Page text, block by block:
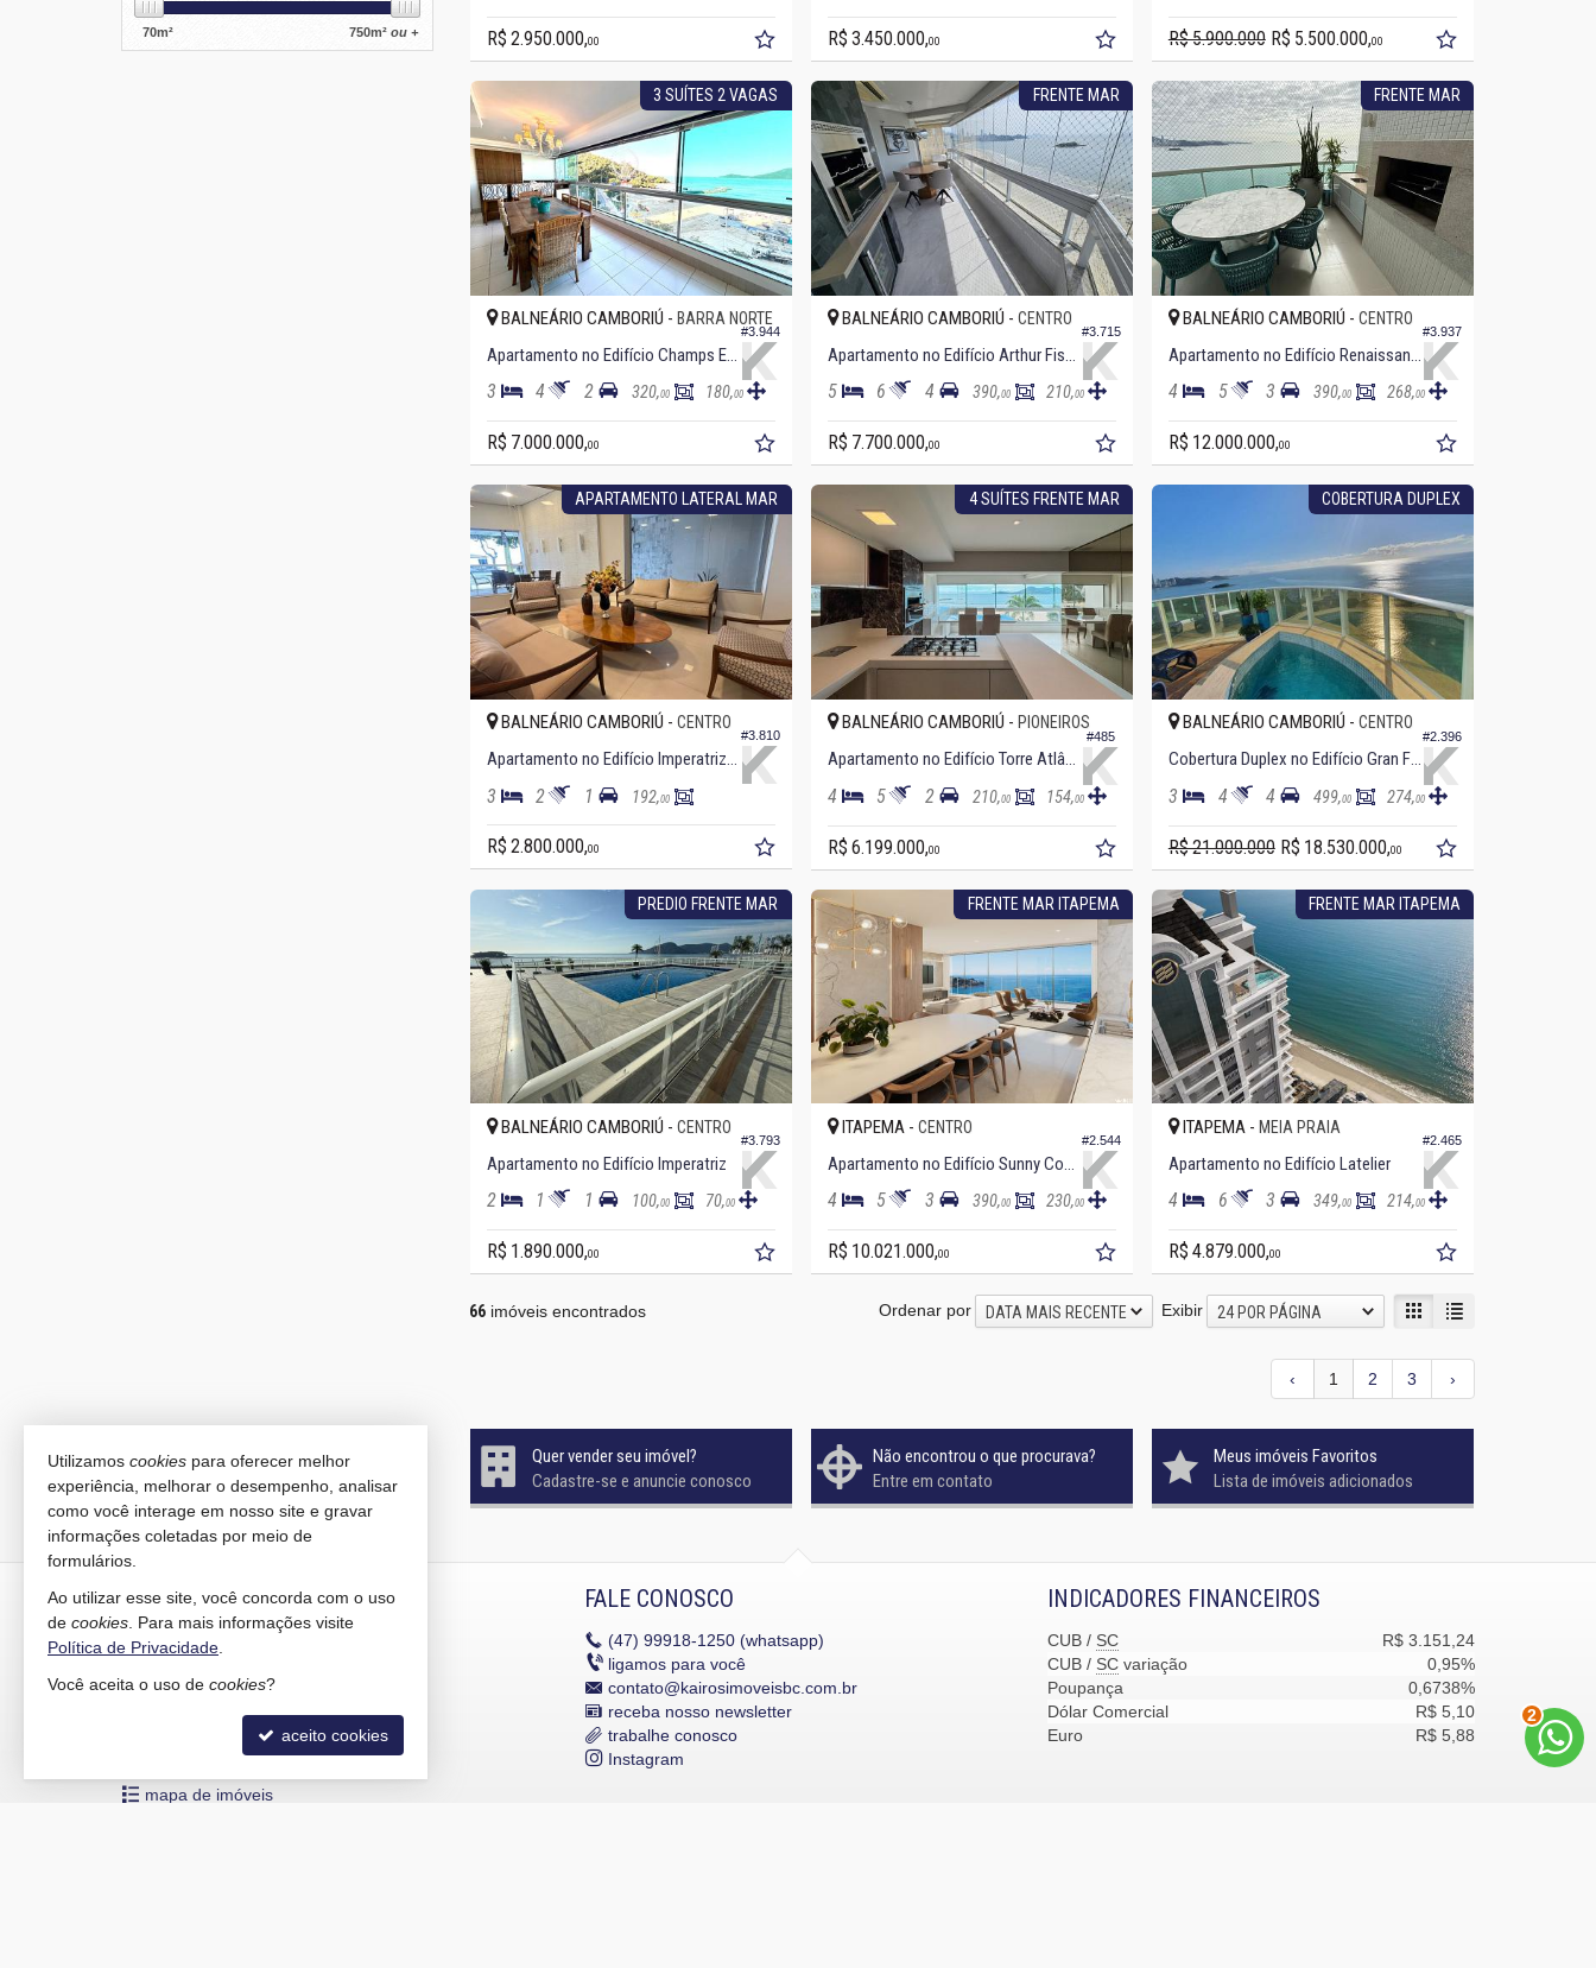
70m² 750m² ou + R$ 2.950.000,00 R$ 3.450.000,00 R$ 5.900.000 R$ 5.500.000,00
3 SUÍTES 2 VAGAS
#3.944
BALNEÁRIO CAMBORIÚ - BARRA NORTE
Apartamento no Edifício Champs Elysées
3 4 2 320,00 180,00
R$ 7.000.000,00
FRENTE MAR
#3.715
BALNEÁRIO CAMBORIÚ - CENTRO
Apartamento no Edifício Arthur Fischer
5 6 4 390,00 210,00
R$ 7.700.000,00
FRENTE MAR
#3.937
BALNEÁRIO CAMBORIÚ - CENTRO
Apartamento no Edifício Renaissance
4 5 3 390,00 268,00
R$ 12.000.000,00
APARTAMENTO LATERAL MAR
#3.810
BALNEÁRIO CAMBORIÚ - CENTRO
Apartamento no Edifício Imperatriz Residence
3 2 1 192,00
R$ 2.800.000,00
4 SUÍTES FRENTE MAR
#485
BALNEÁRIO CAMBORIÚ - PIONEIROS
Apartamento no Edifício Torre Atlântica
4 5 2 210,00 154,00
R$ 6.199.000,00
COBERTURA DUPLEX
#2.396
BALNEÁRIO CAMBORIÚ - CENTRO
Cobertura Duplex no Edifício Gran Felicitá
3 4 4 499,00 274,00
R$ 21.000.000 R$ 18.530.000,00
PREDIO FRENTE MAR
#3.793
BALNEÁRIO CAMBORIÚ - CENTRO
Apartamento no Edifício Imperatriz
2 1 1 100,00 70,00
R$ 1.890.000,00
FRENTE MAR ITAPEMA
#2.544
ITAPEMA - CENTRO
Apartamento no Edifício Sunny Coast
4 5 3 390,00 230,00
R$ 10.021.000,00
FRENTE MAR ITAPEMA
#2.465
ITAPEMA - MEIA PRAIA
Apartamento no Edifício Latelier
4 6 3 349,00 214,00
R$ 4.879.000,00
66imóveis encontrados Exibir 24 POR PÁGINA
Ordenar por DATA MAIS RECENTE
‹ 1 2 3 ›
Quer vender seu imóvel?
Cadastre-se e anuncie conosco
Não encontrou o que procurava?
Entre em contato
Meus imóveis Favoritos
Lista de imóveis adicionados
KAIRÓS IMÓVEIS
Rua 1121, 100
Balneário Camboriú /
indicadores financeiros
mapa de imóveis
FALE CONOSCO
(47) 99918-1250 (whatsapp)
ligamos para você
contato@kairosimoveisbc.com.br
receba nosso newsletter
trabalhe conosco
Instagram
INDICADORES FINANCEIROS
CUB / SC
R$ 3.151,24
CUB / SC variação
0,95%
Poupança
0,6738%
Dólar Comercial
R$ 5,10
Euro
R$ 5,88
2
Utilizamos cookies para oferecer melhor
experiência, melhorar o desempenho, analisar
como você interage em nosso site e gravar
informações coletadas por meio de
formulários.
Ao utilizar esse site, você concorda com o uso
de cookies . Para mais informações visite
Política de Privacidade
Você aceita o uso de cookies?
aceito cookies